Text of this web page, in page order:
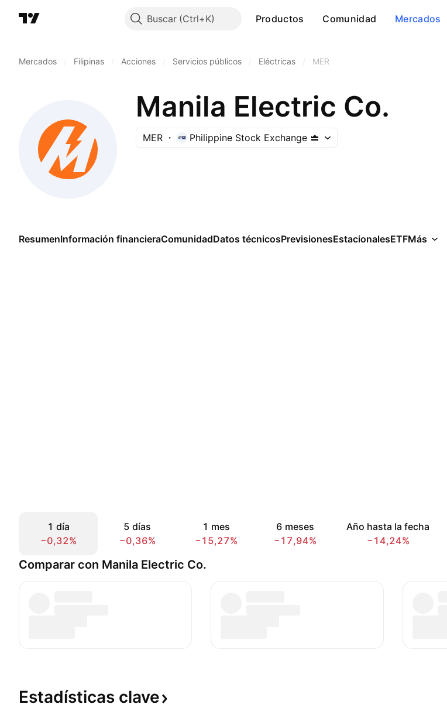
Buscar Productos Comunidad Mercados
Mercados Filipinas Acciones Servicios públicos Eléctricas MER
Manila Electric Co.
MER Philippine Stock Exchange
ResumenInformación financieraComunidadDatos técnicosPrevisionesEstacionalesETFMás
1 día
−0,32%
5 días
−0,36%
1 mes
−15,27%
6 meses
−17,94%
Año hasta la fecha
−14,24%
Comparar con Manila Electric Co.
Estadísticas clave